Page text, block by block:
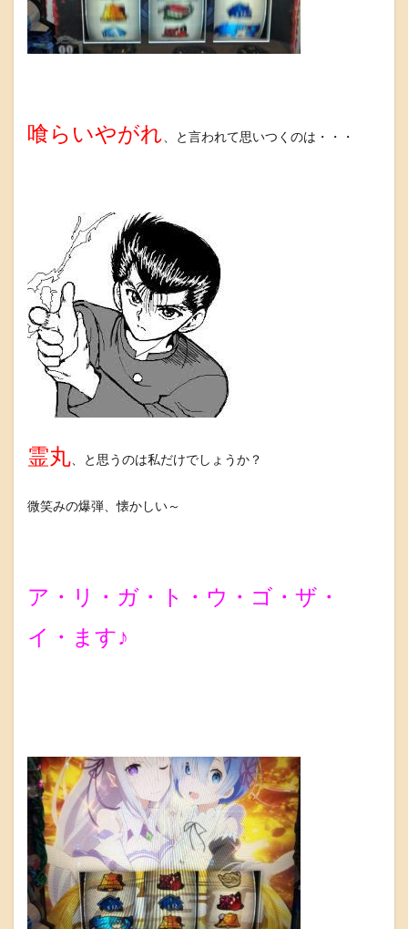
喰らいやがれ 、と言われて思いつくのは・・・
霊丸 、と思うのは私だけでしょうか？
微笑みの爆弾、懐かしい～
ア・リ・ガ・ト・ウ・ゴ・ザ・
イ・ます♪